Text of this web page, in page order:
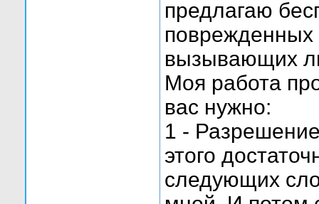
предлагаю
поврежденных
вызывающих
Моя работа
вас нужно:
1 -
этого
следующих